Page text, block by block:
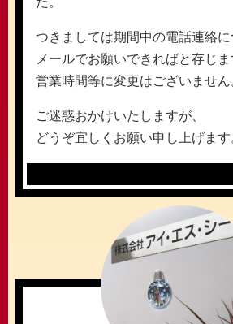
つきましては期間中の電話連絡に
メールでお願いできればと存じま
営業時間等に変更はございません
ご迷惑おかけいたしますが、
どうぞ宜しくお願い申し上げます